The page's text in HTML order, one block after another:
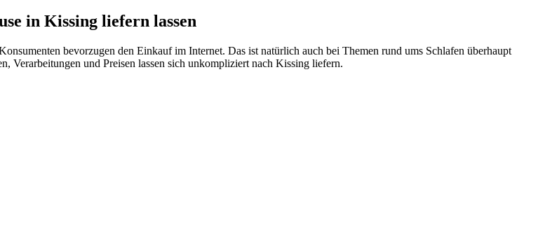
in Kissing liefern lassen
bevorzugen den Einkauf im Internet. Das ist natürlich auch bei Themen rund ums Schlafen überhaupt
Verarbeitungen und Preisen lassen sich unkompliziert nach Kissing liefern.